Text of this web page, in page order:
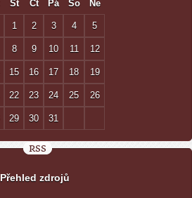
St Čt Pá So Ne
1 2 3 4 5
8 9 10 11 12
15 16 17 18 19
22 23 24 25 26
29 30 31
RSS
Přehled zdrojů